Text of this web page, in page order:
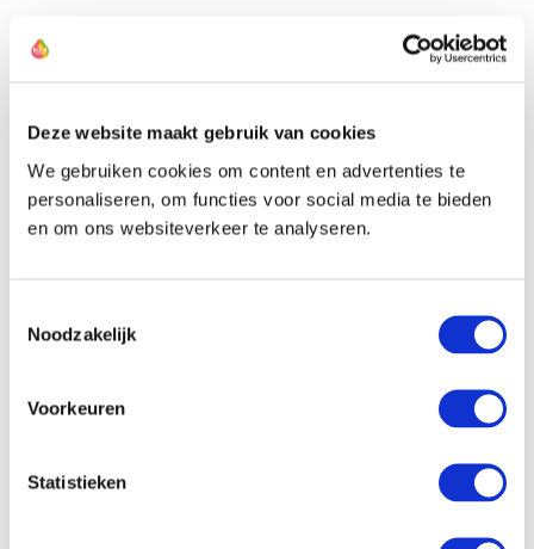
Deze website maakt gebruik van cookies
We gebruiken cookies om content en advertenties te
personaliseren, om functies voor social media te bieden
en om ons websiteverkeer te analyseren.
Noodzakelijk
Voorkeuren
Statistieken
De kweker van deze lelie